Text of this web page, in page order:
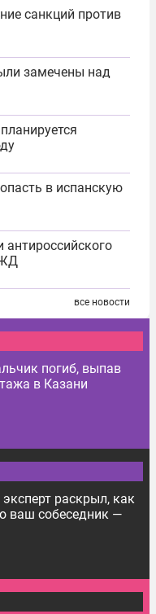
санкций против
замечены над
в испанскую
все новости
погиб, выпав
в Казани
раскрыл, как
ваш собеседник —